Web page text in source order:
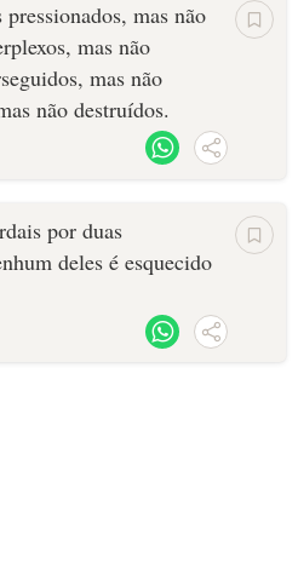
mas não
mas não
mas não
não destruídos.
por duas
deles é esquecido